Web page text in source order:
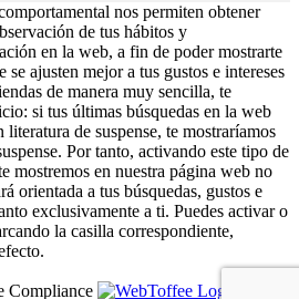
nos permiten obtener
de tus hábitos y
en la web, a fin de poder mostrarte
ajusten mejor a tus gustos e intereses
de manera muy sencilla, te
si tus últimas búsquedas en la web
literatura de suspense, te mostraríamos
Por tanto, activando este tipo de
mostremos en nuestra página web no
orientada a tus búsquedas, gustos e
exclusivamente a ti. Puedes activar o
la casilla correspondiente,
Compliance